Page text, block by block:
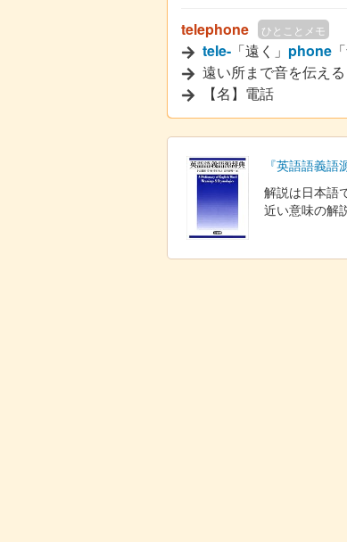
telephone
ひとことメモ
tele- 「遠く」 phone
遠い所まで音を伝え
【名】電話
『英語語義
解説は日本語
近い意味の解